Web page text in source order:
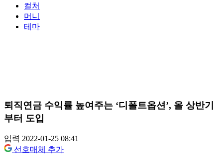
컬처
머니
테마
퇴직연금 수익률 높여주는 ‘디폴트옵션’, 올 상반기
부터 도입
입력 2022-01-25 08:41
선호매체 추가